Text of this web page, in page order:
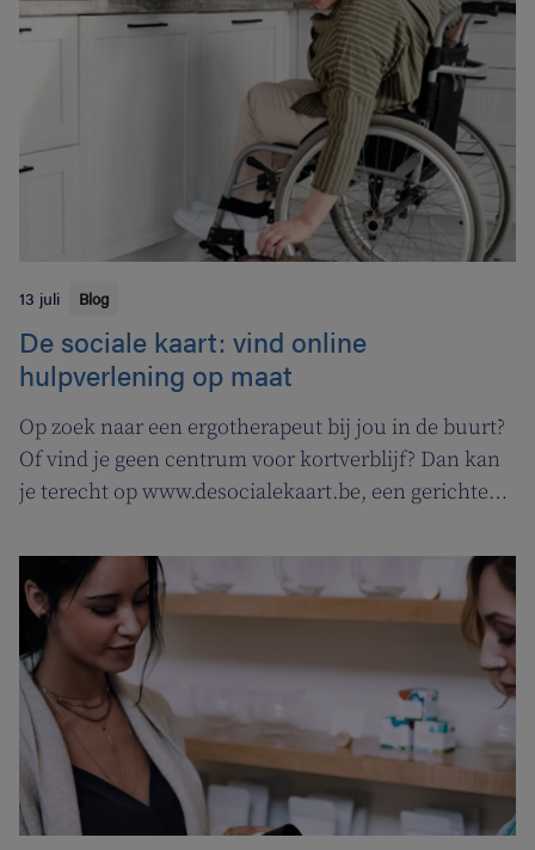
campagne om rookstopbegeleiding door
13 juli Blog
De sociale kaart: vind online
hulpverlening op maat
Op zoek naar een ergotherapeut bij jou in de buurt?
Of vind je geen centrum voor kortverblijf? Dan kan
je terecht op www.desocialekaart.be, een gerichte
gezondheidszorg en welzijn. Heel handig voor zowel
patiënten als zorgverleners.